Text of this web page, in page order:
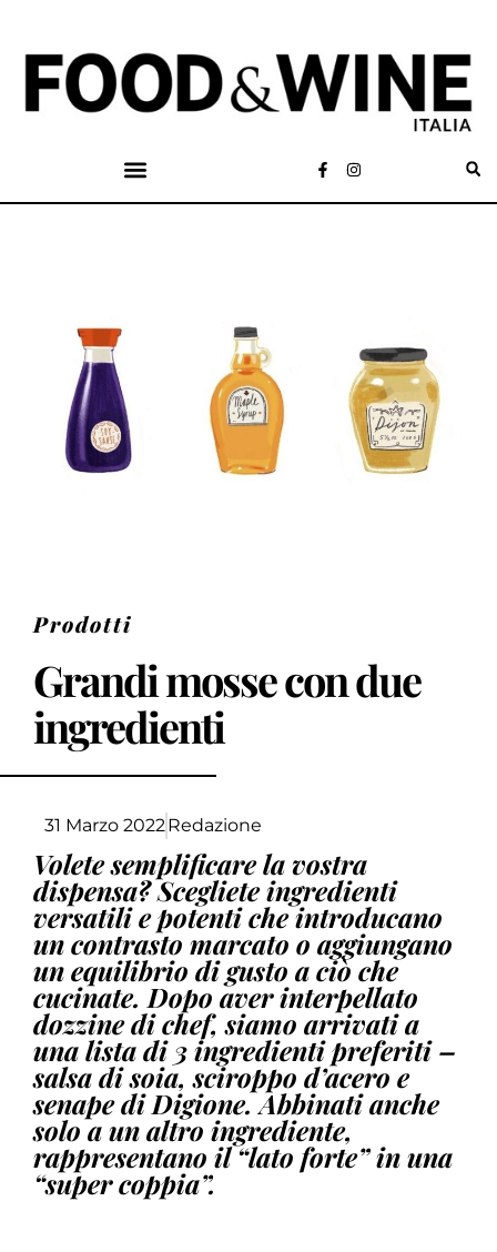
Prodotti
Grandi mosse con due
ingredienti
31 Marzo 2022 Redazione
Volete semplificare la vostra
dispensa? Scegliete ingredienti
versatili e potenti che introducano
un contrasto marcato o aggiungano
un equilibrio di gusto a ciò che
cucinate. Dopo aver interpellato
dozzine di chef, siamo arrivati a
una lista di 3 ingredienti preferiti –
salsa di soia, sciroppo d’acero e
senape di Digione. Abbinati anche
solo a un altro ingrediente,
rappresentano il “lato forte” in una
“super coppia”.